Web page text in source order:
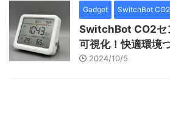
Gadget SwitchBot
SwitchBot CO2セ
可視化！快適環境
2024/10/5